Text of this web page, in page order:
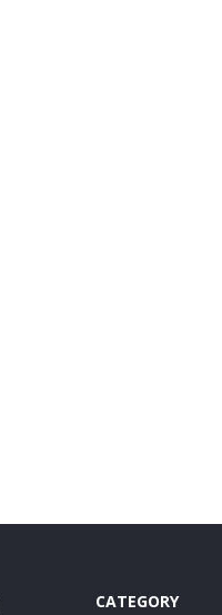
CATEGORY